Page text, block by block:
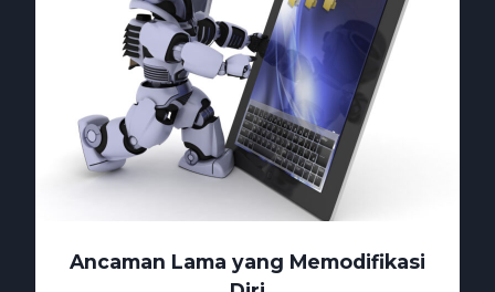
Ancaman Lama yang Memodifikasi